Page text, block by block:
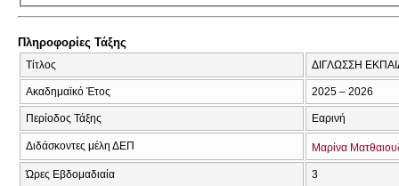
Πληροφορίες Τάξης
Τίτλος ΔΙΓΛΩΣΣΗ
Ακαδημαϊκό Έτος 2025 – 2026
Περίοδος Τάξης Εαρινή
Διδάσκοντες μέλη ΔΕΠ Μαρίνα
Ώρες Εβδομαδιαία 3